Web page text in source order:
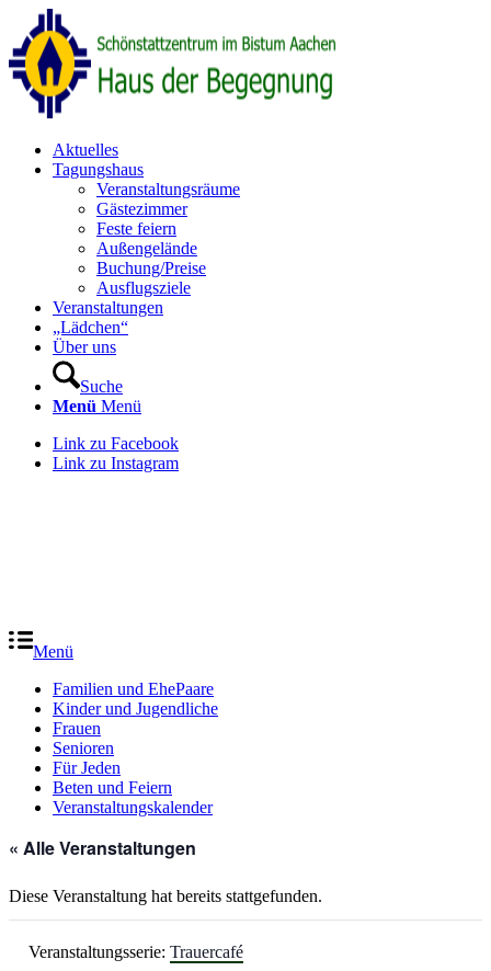
Aktuelles
Tagungshaus
Veranstaltungsräume
Gästezimmer
Feste feiern
Außengelände
Buchung/Preise
Ausflugsziele
Veranstaltungen
„Lädchen“
Über uns
Suche
Menü Menü
Link zu Facebook
Link zu Instagram
Menü
Familien und EhePaare
Kinder und Jugendliche
Frauen
Senioren
Für Jeden
Beten und Feiern
Veranstaltungskalender
« Alle Veranstaltungen
Diese Veranstaltung hat bereits stattgefunden.
Veranstaltungsserie: Trauercafé